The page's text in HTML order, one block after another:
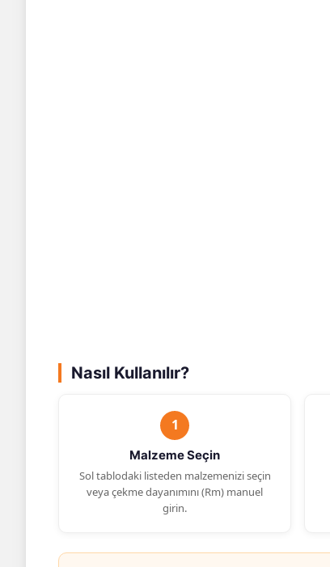
Nasıl Kullanılır?
1
Malzeme Seçin
Sol tablodaki listeden malzemenizi seçin
veya çekme dayanımını (Rm) manuel
girin.